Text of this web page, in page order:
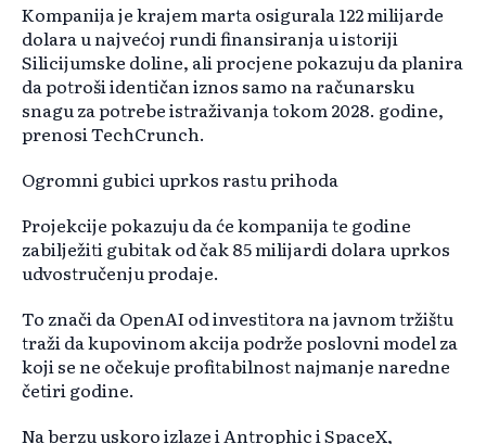
Kompanija je krajem marta osigurala 122 milijarde
dolara u najvećoj rundi finansiranja u istoriji
Silicijumske doline, ali procjene pokazuju da planira
da potroši identičan iznos samo na računarsku
snagu za potrebe istraživanja tokom 2028. godine,
prenosi TechCrunch.
Ogromni gubici uprkos rastu prihoda
Projekcije pokazuju da će kompanija te godine
zabilježiti gubitak od čak 85 milijardi dolara uprkos
udvostručenju prodaje.
To znači da OpenAI od investitora na javnom tržištu
traži da kupovinom akcija podrže poslovni model za
koji se ne očekuje profitabilnost najmanje naredne
četiri godine.
Na berzu uskoro izlaze i Antrophic i SpaceX,